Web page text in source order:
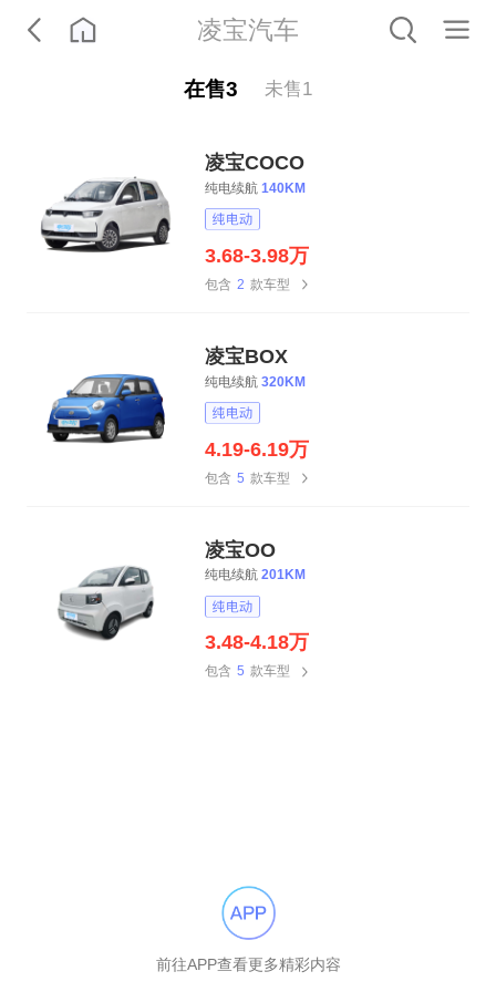
凌宝汽车
在售3 未售1
凌宝COCO
纯电续航 140KM
3.68-3.98万
包含 2 款车型
凌宝BOX
纯电续航 320KM
4.19-6.19万
包含 5 款车型
凌宝OO
纯电续航 201KM
3.48-4.18万
包含 5 款车型
前往APP查看更多精彩内容